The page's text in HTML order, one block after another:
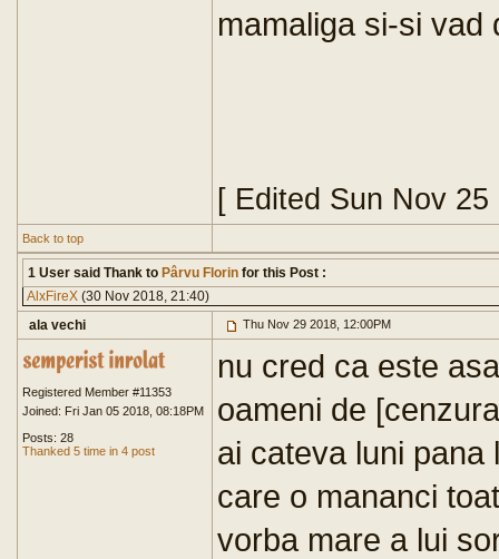
mamaliga si-si vad
[ Edited Sun Nov
Back to top
1 User said Thank to Pârvu Florin for this Post :
AlxFireX (30 Nov 2018, 21:40)
ala vechi
Thu Nov 29 2018, 12:00PM
Registered Member #11353
Joined: Fri Jan 05 2018, 08:18PM
Posts: 28
Thanked 5 time in 4 post
nu cred ca este
oameni de
ai cateva luni pana
care o mananci
vorba mare a lui